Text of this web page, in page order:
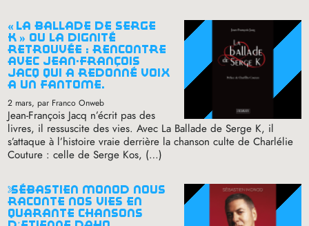
« la ballade de serge
k » ou la dignité
retrouvée : rencontre
avec jean-françois
jacq qui a redonné voix
à un fantôme.
2 mars, par Franco Onweb
Jean-François Jacq n’écrit pas des
livres, il ressuscite des vies. Avec La Ballade de Serge K, il
s’attaque à l’histoire vraie derrière la chanson culte de Charlélie
Couture : celle de Serge Kos, (…)
sébastien monod nous
raconte nos vies en
quarante chansons